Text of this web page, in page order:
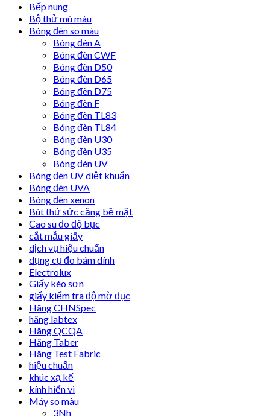
Bếp nung
Bộ thử mù màu
Bóng đèn so màu
Bóng đèn A
Bóng đèn CWF
Bóng đèn D50
Bóng đèn D65
Bóng đèn D75
Bóng đèn F
Bóng đèn TL83
Bóng đèn TL84
Bóng đèn U30
Bóng đèn U35
Bóng đèn UV
Bóng đèn UV diệt khuẩn
Bóng đèn UVA
Bóng đèn xenon
Bút thử sức căng bề mặt
Cao su đo độ bục
cắt mẫu giấy
dịch vụ hiệu chuẩn
dụng cụ đo bám dính
Electrolux
Giấy kéo sơn
giấy kiểm tra độ mờ đục
Hãng CHNSpec
hãng labtex
Hãng QCQA
Hãng Taber
Hãng Test Fabric
hiệu chuẩn
khúc xạ kế
kính hiển vi
Máy so màu
3Nh